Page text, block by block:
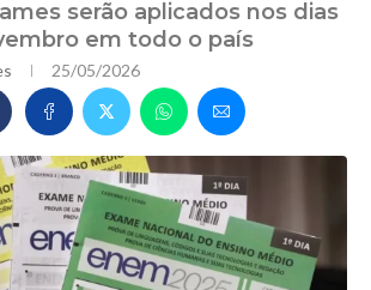
serão aplicados nos dias
em todo o país
25/05/2026